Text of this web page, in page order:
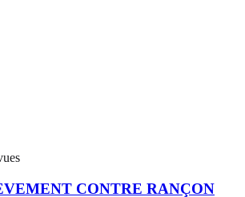
CONTRE RANÇON